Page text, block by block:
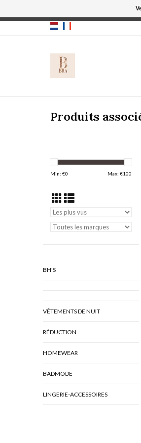
Produits
Min: €0 Max: €100
BH'S
VÊTEMENTS DE NUIT
RÉDUCTION
HOMEWEAR
BADMODE
LINGERIE-ACCESSOIRES